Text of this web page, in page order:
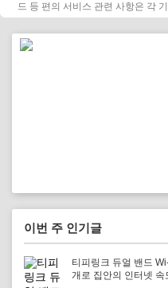
드 등 편의 서비스 관련 사항은 각
이번 주 인기글
티피링크 듀얼 밴드
개로 집안의 인터넷 속